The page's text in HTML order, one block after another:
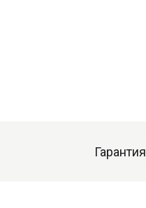
Гарантия